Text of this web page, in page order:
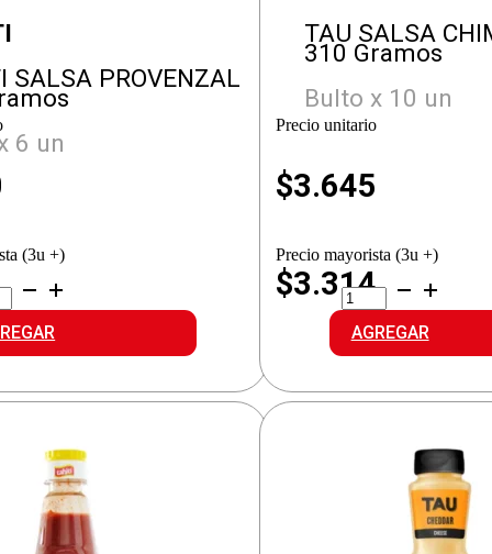
SALSA PROVENZAL
6 un
(3u +)
TAU SALSA
310 Gramos
Bulto x 10 un
Precio unitario
$3.645
Precio mayorista (3u +)
$3.314
TAU
SALSA
CHIMICHURRI
cantidad
AGREGAR